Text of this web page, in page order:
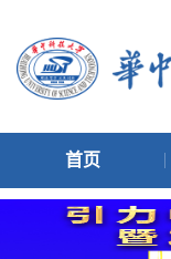
首页